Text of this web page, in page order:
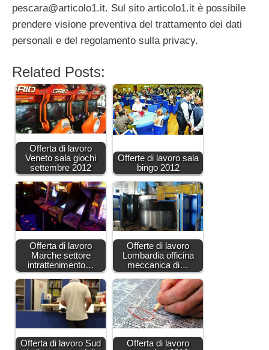
pescara@articolo1.it. Sul sito articolo1.it è possibile
prendere visione preventiva del trattamento dei dati
personali e del regolamento sulla privacy.
Related Posts:
Offerta di lavoro
Veneto sala giochi
settembre 2012
Offerte di lavoro sala
bingo 2012
Offerta di lavoro
Marche settore
intrattenimento…
Offerte di lavoro
Lombardia officina
meccanica di…
Offerta di lavoro Sud
Offerta di lavoro